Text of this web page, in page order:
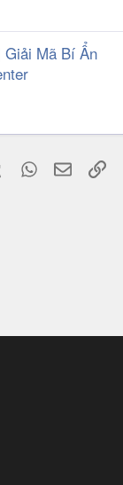
Giải Mã Bí Ẩn
Tumblr WhatsApp
Email